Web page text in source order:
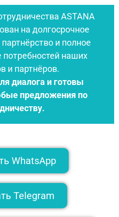
ASTANA
на долгосрочное
и полное
потребностей наших
и партнёров.
диалога и готовы
предложения по
WhatsApp
Telegram